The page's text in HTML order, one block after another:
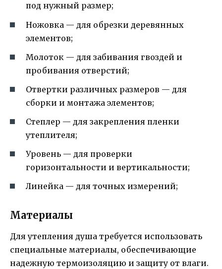
под нужный размер;
Ножовка — для обрезки деревянных
элементов;
Молоток — для забивания гвоздей и
пробивания отверстий;
Отвертки различных размеров — для
сборки и монтажа элементов;
Степлер — для закрепления пленки
утеплителя;
Уровень — для проверки
горизонтальности и вертикальности;
Линейка — для точных измерений;
Материалы
Для утепления душа требуется использовать
специальные материалы, обеспечивающие
надежную термоизоляцию и защиту от влаги.